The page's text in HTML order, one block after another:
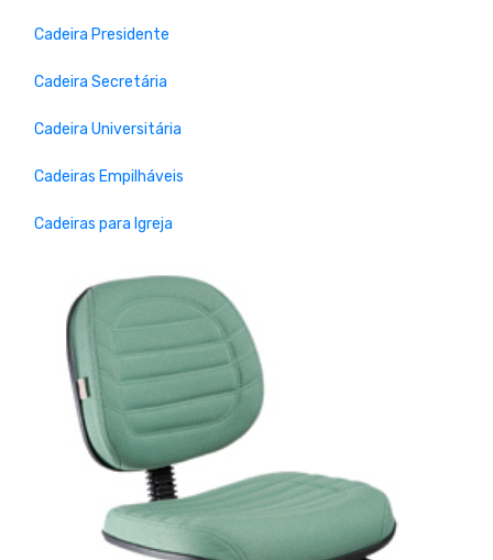
Cadeira Presidente
Cadeira Secretária
Cadeira Universitária
Cadeiras Empilháveis
Cadeiras para Igreja